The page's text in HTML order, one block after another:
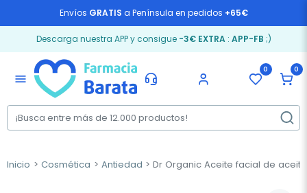
Envíos GRATIS a Península en pedidos +65€
Descarga nuestra APP y consigue -3€ EXTRA: APP-FB ;)
menu
0 0
Inicio Cosmética Antiedad Dr Organic Aceite facial de